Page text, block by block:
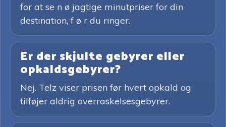
for at se n ø jagtige minutpriser for din
destination, f ø r du ringer.
Er der skjulte gebyrer eller
opkaldsgebyrer?
Nej. Telz viser prisen før hvert opkald og
tilføjer aldrig overraskelsesgebyrer.